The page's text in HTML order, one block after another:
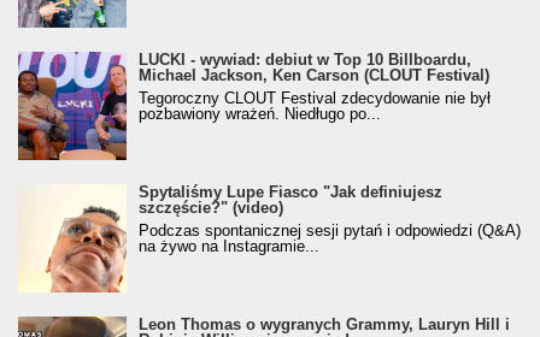
LUCKI - wywiad: debiut w Top 10 Billboardu,
Michael Jackson, Ken Carson (CLOUT Festival)
Tegoroczny CLOUT Festival zdecydowanie nie był
pozbawiony wrażeń. Niedługo po...
Spytaliśmy Lupe Fiasco "Jak definiujesz
szczęście?" (video)
Podczas spontanicznej sesji pytań i odpowiedzi (Q&A)
na żywo na Instagramie...
Leon Thomas o wygranych Grammy, Lauryn Hill i